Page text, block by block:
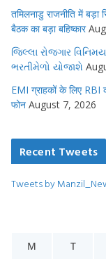
तमिलनाडु राजनीति में
बैठक का बड़ा बहिष्कार
જિલ્લા રોજગાર
ભરતીમેળો યોજાશે
EMI ग्राहकों के लिए RBI
फोन August 7, 2026
Recent Tweets
Tweets by
M
T